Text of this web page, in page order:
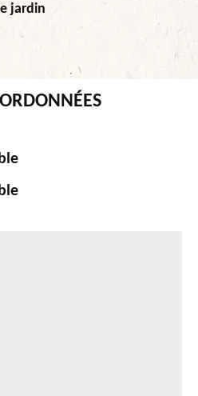
jardin